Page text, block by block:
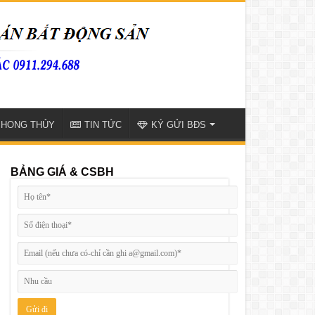
THỦY TIN TỨC KÝ GỬI BĐS
BẢNG GIÁ & CSBH